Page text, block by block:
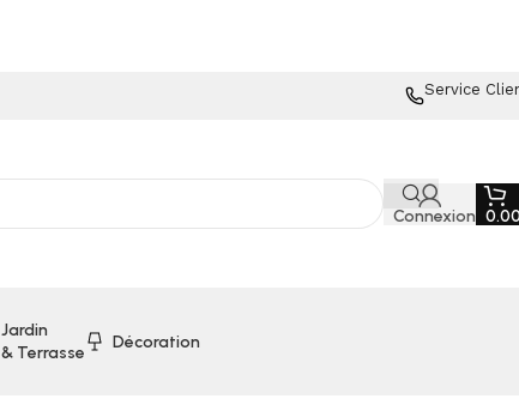
Service
Connexion
Jardin
& Terrasse
Décoration